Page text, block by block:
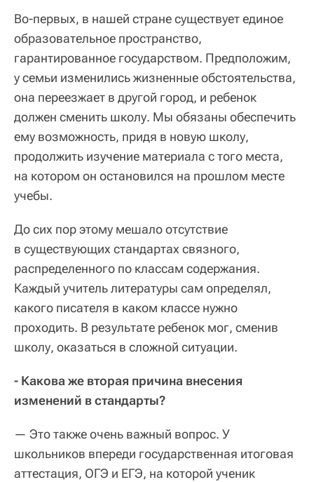
Во-первых, в нашей стране существует единое
образовательное пространство,
гарантированное государством. Предположим,
у семьи изменились жизненные обстоятельства,
она переезжает в другой город, и ребенок
должен сменить школу. Мы обязаны обеспечить
ему возможность, придя в новую школу,
продолжить изучение материала с того места,
на котором он остановился на прошлом месте
учебы.
До сих пор этому мешало отсутствие
в существующих стандартах связного,
распределенного по классам содержания.
Каждый учитель литературы сам определял,
какого писателя в каком классе нужно
проходить. В результате ребенок мог, сменив
школу, оказаться в сложной ситуации.
- Какова же вторая причина внесения
изменений в стандарты?
— Это также очень важный вопрос. У
школьников впереди государственная итоговая
аттестация, ОГЭ и ЕГЭ, на которой ученик